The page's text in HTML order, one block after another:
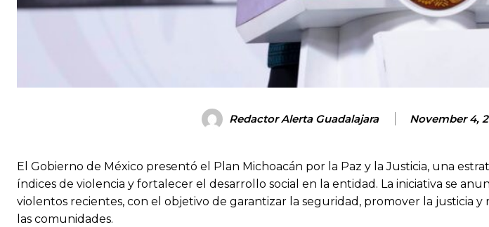
Redactor Alerta Guadalajara November 4,
El Gobierno de México presentó el Plan Michoacán por la Paz y la Justicia, una
índices de violencia y fortalecer el desarrollo social en la entidad. La iniciativa se
violentos recientes, con el objetivo de garantizar la seguridad, promover la justicia y
las comunidades.